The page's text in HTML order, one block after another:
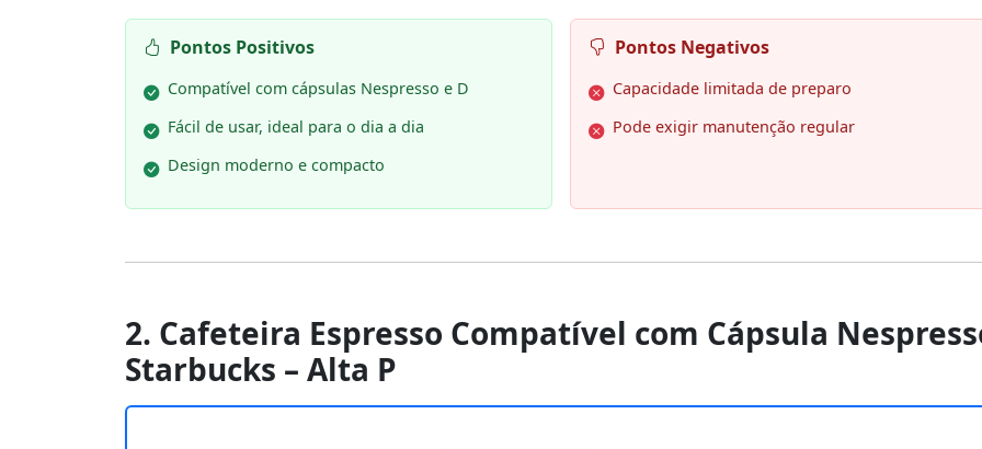
Pontos Positivos
Compatível com cápsulas Nespresso e D
Fácil de usar, ideal para o dia a dia
Design moderno e compacto
Pontos Negativos
Capacidade limitada de preparo
Pode exigir manutenção regular
2. Cafeteira Espresso Compatível com Cápsula
Starbucks – Alta P